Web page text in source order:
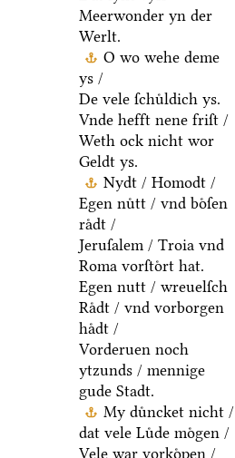
Meerwonder yn der
Werlt.
O wo wehe deme
ys /
De vele ſchuͤldich ys.
Vnde hefft nene friſt /
Weth ock nicht wor
Geldt ys.
Nydt / Homodt /
Egen nuͤtt / vnd boͤſen
raͤdt /
Jeruſalem / Troia vnd
Roma vorſtoͤrt hat.
Egen nutt / wreuelſch
Raͤdt / vnd vorborgen
haͤdt /
Vorderuen noch
ytzunds / mennige
gude Stadt.
My duͤncket nicht /
dat vele Luͤde moͤgen /
Vele war vorkoͤpen /